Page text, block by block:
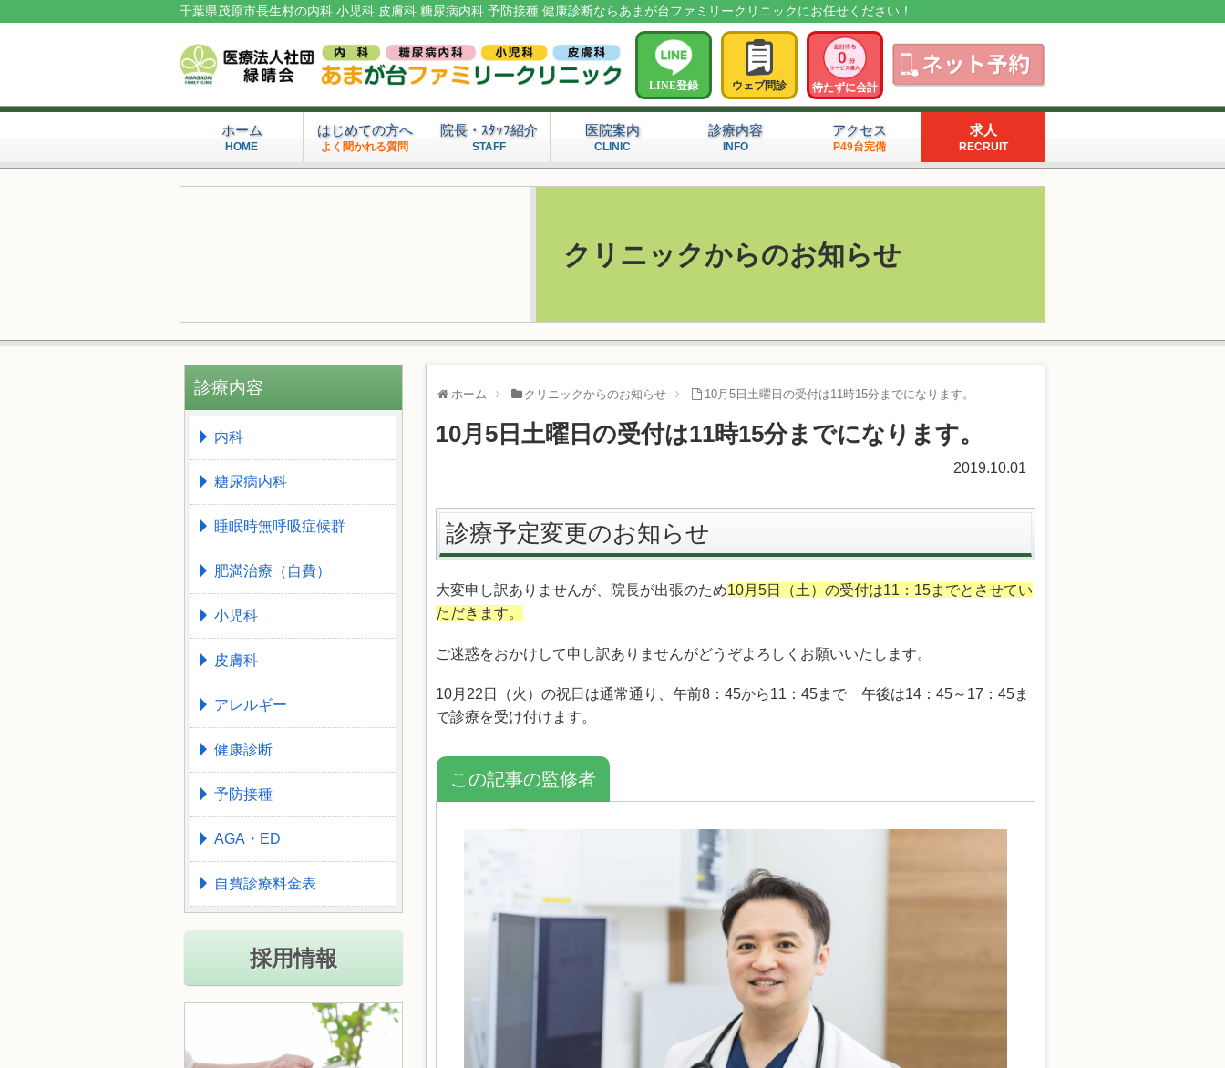
千葉県茂原市長生村の内科 小児科 皮膚科 糖尿病内科 予防接種 健康診断ならあまが台ファミリークリニックにお任せください！
LINE登録 ウェブ問診 待たずに会計
ホーム
HOME
はじめての方へ
よく聞かれる質問
院長・ｽﾀｯﾌ紹介
STAFF
医院案内
CLINIC
診療内容
INFO
アクセス
P49台完備
求人
RECRUIT
クリニックからのお知らせ
ホーム クリニックからのお知らせ 10月5日土曜日の受付は11時15分までになります。
10月5日土曜日の受付は11時15分までになります。
2019.10.01
診療予定変更のお知らせ
大変申し訳ありませんが、院長が出張のため10月5日（土）の受付は11：15までとさせてい
ただきます。
ご迷惑をおかけして申し訳ありませんがどうぞよろしくお願いいたします。
10月22日（火）の祝日は通常通り、午前8：45から11：45まで 午後は14：45～17：45ま
で診療を受け付けます。
この記事の監修者
診療内容
内科
糖尿病内科
睡眠時無呼吸症候群
肥満治療（自費）
小児科
皮膚科
アレルギー
健康診断
予防接種
AGA・ED
自費診療料金表
採用情報